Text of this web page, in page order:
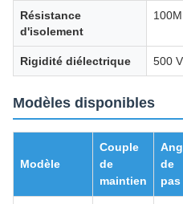
Résistance
d'isolement
Rigidité diélectrique 500
Modèles disponibles
Modèle
Couple
de
maintien
de
pas